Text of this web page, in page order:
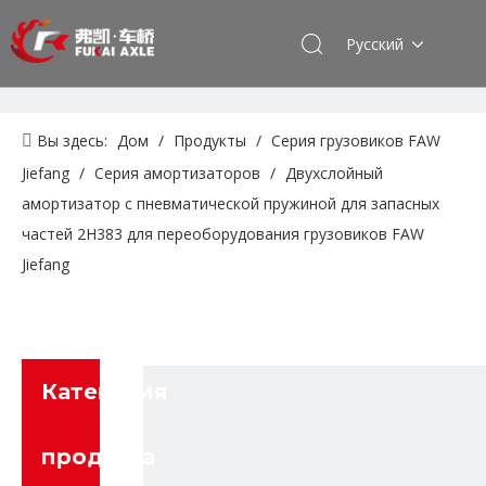
Pусский
Вы здесь: Дом / Продукты / Серия грузовиков FAW
Jiefang / Серия амортизаторов / Двухслойный
амортизатор с пневматической пружиной для запасных
частей 2H383 для переоборудования грузовиков FAW
Jiefang
Категория
продукта